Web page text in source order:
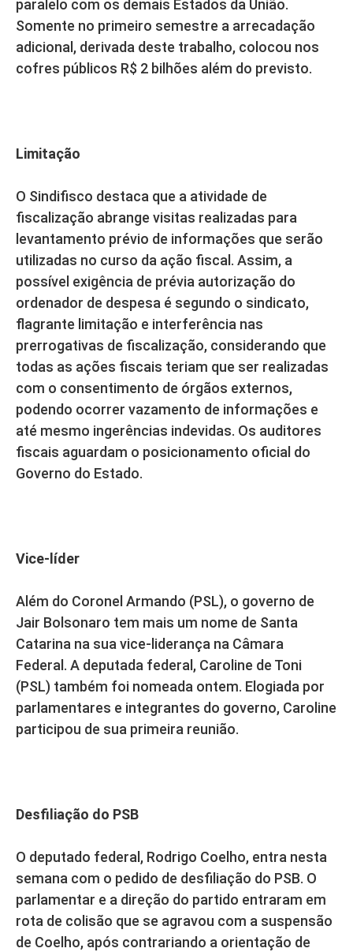
paralelo com os demais Estados da União.
Somente no primeiro semestre a arrecadação
adicional, derivada deste trabalho, colocou nos
cofres públicos R$ 2 bilhões além do previsto.
Limitação
O Sindifisco destaca que a atividade de
fiscalização abrange visitas realizadas para
levantamento prévio de informações que serão
utilizadas no curso da ação fiscal. Assim, a
possível exigência de prévia autorização do
ordenador de despesa é segundo o sindicato,
flagrante limitação e interferência nas
prerrogativas de fiscalização, considerando que
todas as ações fiscais teriam que ser realizadas
com o consentimento de órgãos externos,
podendo ocorrer vazamento de informações e
até mesmo ingerências indevidas. Os auditores
fiscais aguardam o posicionamento oficial do
Governo do Estado.
Vice-líder
Além do Coronel Armando (PSL), o governo de
Jair Bolsonaro tem mais um nome de Santa
Catarina na sua vice-liderança na Câmara
Federal. A deputada federal, Caroline de Toni
(PSL) também foi nomeada ontem. Elogiada por
parlamentares e integrantes do governo, Caroline
participou de sua primeira reunião.
Desfiliação do PSB
O deputado federal, Rodrigo Coelho, entra nesta
semana com o pedido de desfiliação do PSB. O
parlamentar e a direção do partido entraram em
rota de colisão que se agravou com a suspensão
de Coelho, após contrariando a orientação de